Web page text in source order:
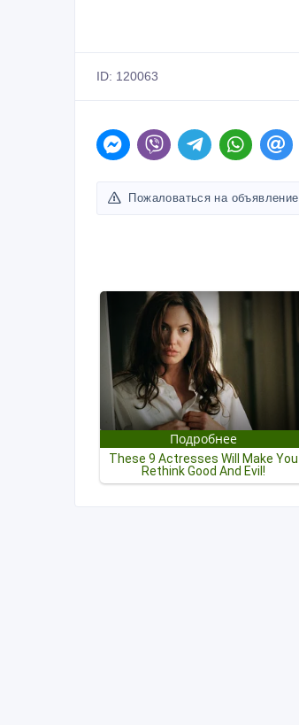
ID: 120063
Пожаловаться на объявление